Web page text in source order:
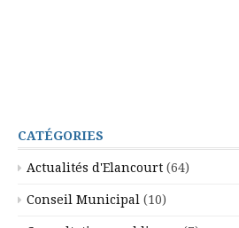
CATÉGORIES
Actualités d'Elancourt (64)
Conseil Municipal (10)